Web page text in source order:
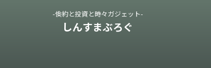
-倹約と投資と時々ガジェット-
しんすまぶろぐ